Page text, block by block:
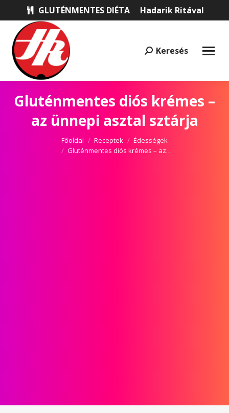
GLUTÉNMENTES DIÉTA Hadarik Ritával
Keresés:
Keresés
Gluténmentes diós krémes –
az ünnepi asztal sztárja
Itt vagy most:Főoldal Receptek
Édességek
Gluténmentes diós krémes – az…